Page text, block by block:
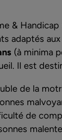
&
adaptés
(à minima
Il est
de la
de